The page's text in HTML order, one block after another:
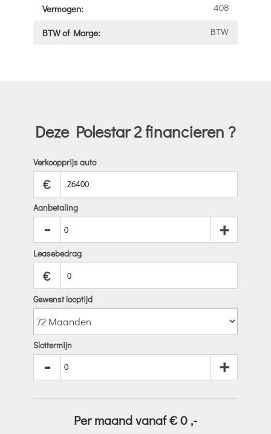
Vermogen: 408
BTW of Marge: BTW
Deze Polestar 2 financieren ?
Verkoopprijs auto
€
Aanbetaling
- +
Leasebedrag
€
Gewenst looptijd
Slottermijn
- +
Per maand vanaf €0 ,-